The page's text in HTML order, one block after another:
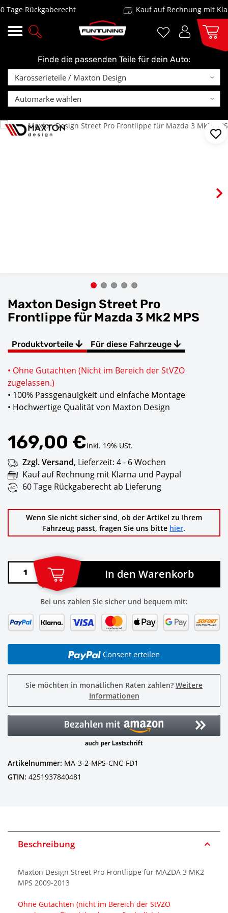
Rückgaberecht Kauf auf Rechnung mit
Finde die passenden Teile für dein Auto:
Maxton Design Street Pro
Frontlippe für Mazda 3 Mk2 MPS
Produktvorteile Für diese Fahrzeuge
• Ohne Gutachten (Nicht im Bereich der StVZO
zugelassen.)
• 100% Passgenauigkeit und einfache Montage
• Hochwertige Qualität von Maxton Design
169,00 €inkl. 19% USt.
Zzgl. Versand, Lieferzeit: 4 - 6 Wochen
Kauf auf Rechnung mit Klarna und Paypal
60 Tage Rückgaberecht ab Lieferung
Wenn Sie nicht sicher sind, ob der Artikel zu Ihrem
Fahrzeug passt, fragen Sie uns bitte hier.
In den Warenkorb
Bei uns zahlen Sie sicher und bequem mit:
Consent erteilen
Sie möchten in monatlichen Raten zahlen? Weitere
Informationen
Artikelnummer: MA-3-2-MPS-CNC-FD1
GTIN: 4251937840481
Beschreibung
Maxton Design Street Pro Frontlippe für MAZDA 3 MK2
MPS 2009-2013
Ohne Gutachten (nicht im Bereich der StVZO